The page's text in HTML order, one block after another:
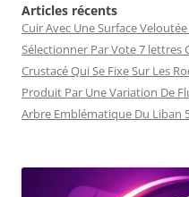
Articles récents
Cuir Avec Une Surface
Sélectionner Par Vote 7 lettres
Crustacé Qui Se Fixe Sur Les
Produit Par Une Variation De
Arbre Emblématique Du Liban